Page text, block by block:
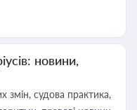
новини,
змін, судова практика,